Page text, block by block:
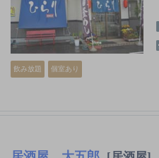
飲み放題 個室あり